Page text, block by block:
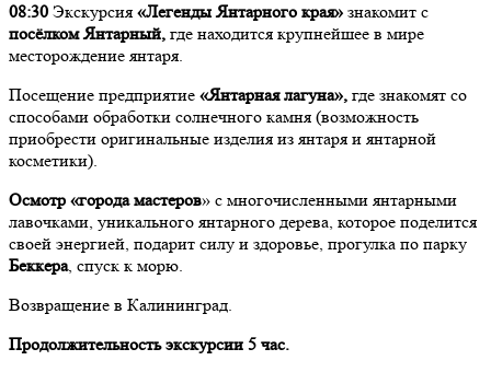
08:30 Экскурсия «Легенды Янтарного края» знакомит с
посёлком Янтарный, где находится крупнейшее в мире
месторождение янтаря.
Посещение предприятие «Янтарная лагуна», где знакомят со
способами обработки солнечного камня (возможность
приобрести оригинальные изделия из янтаря и янтарной
косметики).
Осмотр «города мастеров» с многочисленными янтарными
лавочками, уникального янтарного дерева, которое поделится
своей энергией, подарит силу и здоровье, прогулка по парку
Беккера, спуск к морю.
Возвращение в Калининград.
Продолжительность экскурсии 5 час.